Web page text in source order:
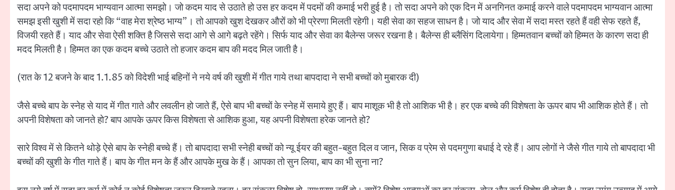
सदा अपने को पदमापदम भाग्यवान आत्मा समझो। जो कदम याद से उठाते हो उस हर कदम में पदमों की कमाई भरी हुई है। तो सदा अपने को एक दिन में अनगिनत कमाई करने वाले पदमापदम भाग्यवान आत्मा
समझ इसी खुशी में सदा रहो कि “वाह मेरा श्रेष्ठ भाग्य”। तो आपको खुश देखकर औरों को भी प्रेरणा मिलती रहेगी। यही सेवा का सहज साधन है। जो याद और सेवा में सदा मस्त रहते हैं वही सेफ रहते हैं,
विजयी रहते हैं। याद और सेवा ऐसी शक्ति है जिससे सदा आगे से आगे बढ़ते रहेंगे। सिर्फ याद और सेवा का बैलेन्स जरूर रखना है। बैलेन्स ही ब्लैसिंग दिलायेगा। हिम्मतवान बच्चों को हिम्मत के कारण सदा ही
मदद मिलती है। हिम्मत का एक कदम बच्चे उठाते तो हजार कदम बाप की मदद मिल जाती है।
(रात के 12 बजने के बाद 1.1.85 को विदेशी भाई बहिनों ने नये वर्ष की खुशी में गीत गाये तथा बापदादा ने सभी बच्चों को मुबारक दी)
जैसे बच्चे बाप के स्नेह से याद में गीत गाते और लवलीन हो जाते हैं, ऐसे बाप भी बच्चों के स्नेह में समाये हुए हैं। बाप माशूक भी है तो आशिक भी है। हर एक बच्चे की विशेषता के ऊपर बाप भी आशिक होते हैं। तो
अपनी विशेषता को जानते हो? बाप आपके ऊपर किस विशेषता से आशिक हुआ, यह अपनी विशेषता हरेक जानते हो?
सारे विश्व में से कितने थोड़े ऐसे बाप के स्नेही बच्चे हैं। तो बापदादा सभी स्नेही बच्चों को न्यू ईयर की बहुत-बहुत दिल व जान, सिक व प्रेम से पदमगुणा बधाई दे रहे हैं। आप लोगों ने जैसे गीत गाये तो बापदादा भी
बच्चों की खुशी के गीत गाते हैं। बाप के गीत मन के हैं और आपके मुख के हैं। आपका तो सुन लिया, बाप का भी सुना ना?